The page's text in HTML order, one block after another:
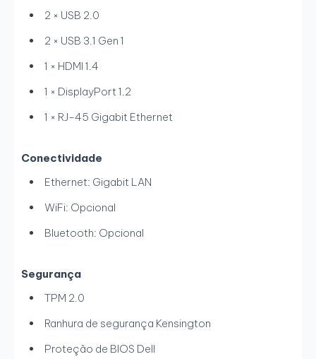
2 × USB 2.0
2 × USB 3.1 Gen 1
1 × HDMI 1.4
1 × DisplayPort 1.2
1 × RJ-45 Gigabit Ethernet
Conectividade
Ethernet: Gigabit LAN
WiFi: Opcional
Bluetooth: Opcional
Segurança
TPM 2.0
Ranhura de segurança Kensington
Proteção de BIOS Dell